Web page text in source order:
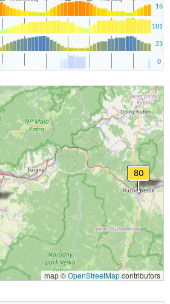
16
1014
23
0
map ©OpenStreetMapcontributors